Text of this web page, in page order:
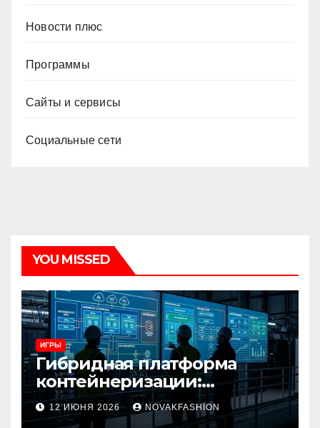
Новости плюс
Программы
Сайты и сервисы
Социальные сети
YOU MISSED
ИГРЫ
Гибридная платформа
контейнеризации:
архитектура, особенности
и сценарии использования
12 ИЮНЯ 2026 NOVAKFASHION